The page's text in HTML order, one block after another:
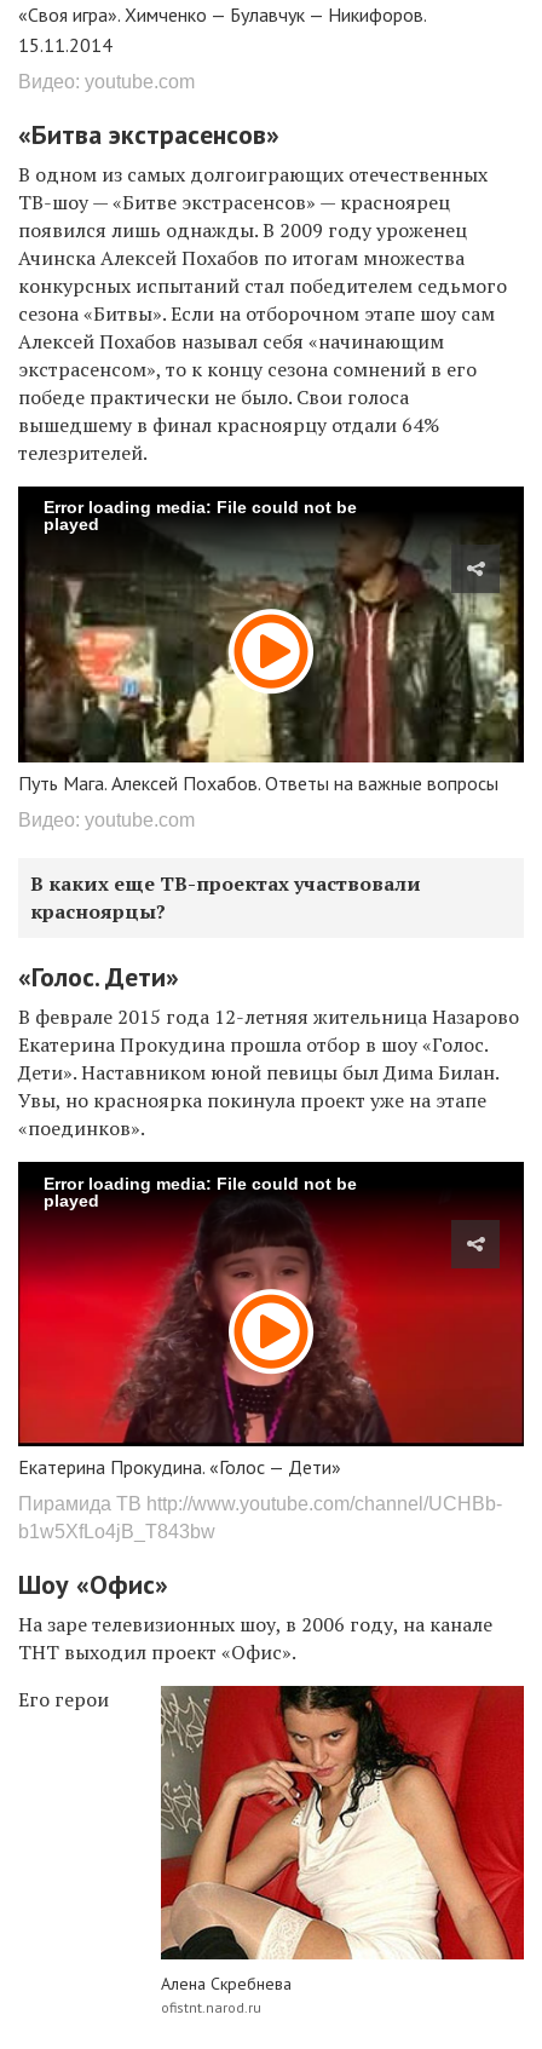
«Своя игра». Химченко — Булавчук — Никифоров.
15.11.2014
Видео: youtube.com
«Битва экстрасенсов»
В одном из самых долгоиграющих отечественных
ТВ-шоу — «Битве экстрасенсов» — красноярец
появился лишь однажды. В 2009 году уроженец
Ачинска Алексей Похабов по итогам множества
конкурсных испытаний стал победителем седьмого
сезона «Битвы». Если на отборочном этапе шоу сам
Алексей Похабов называл себя «начинающим
экстрасенсом», то к концу сезона сомнений в его
победе практически не было. Свои голоса
вышедшему в финал красноярцу отдали 64%
телезрителей.
Error loading media: File could not be
played
Путь Мага. Алексей Похабов. Ответы на важные вопросы
Видео: youtube.com
В каких еще ТВ-проектах участвовали
красноярцы?
«Голос. Дети»
В феврале 2015 года 12-летняя жительница Назарово
Екатерина Прокудина прошла отбор в шоу «Голос.
Дети». Наставником юной певицы был Дима Билан.
Увы, но красноярка покинула проект уже на этапе
«поединков».
Error loading media: File could not be
played
Екатерина Прокудина. «Голос — Дети»
Пирамида ТВ http://www.youtube.com/channel/UCHBb-
b1w5XfLo4jB_T843bw
Шоу «Офис»
На заре телевизионных шоу, в 2006 году, на канале
ТНТ выходил проект «Офис».
Алена Скребнева
ofistnt.narod.ru
Его герои